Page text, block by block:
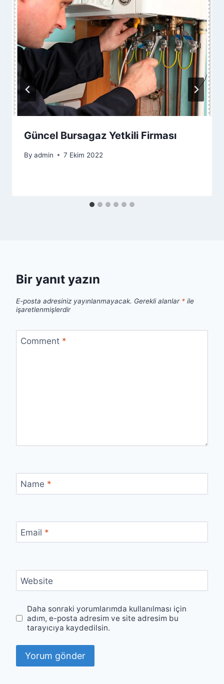
Güncel Bursagaz Yetkili Firması
By admin 7 Ekim 2022
Bir yanıt yazın
E-posta adresiniz yayınlanmayacak. Gerekli alanlar * ile
işaretlenmişlerdir
Comment *
Name *
Email *
Website
Daha sonraki yorumlarımda kullanılması için
adım, e-posta adresim ve site adresim bu
tarayıcıya kaydedilsin.